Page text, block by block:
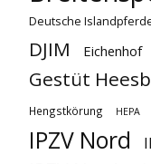
Deutsche
DJIM Eichenhof
Gestüt
Hengstkörung HEPA
IPZV Nord